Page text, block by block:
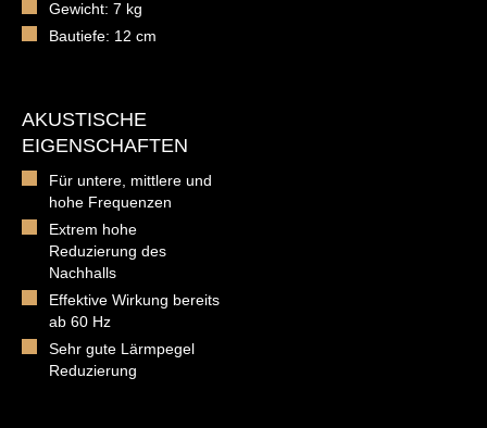
Gewicht: 7 kg
Bautiefe: 12 cm
AKUSTISCHE
EIGENSCHAFTEN
Für untere, mittlere und
hohe Frequenzen
Extrem hohe
Reduzierung des
Nachhalls
Effektive Wirkung bereits
ab 60 Hz
Sehr gute Lärmpegel
Reduzierung